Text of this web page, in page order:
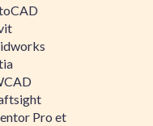
Pro et